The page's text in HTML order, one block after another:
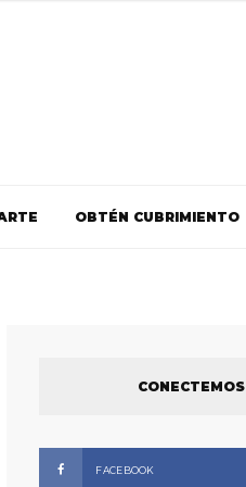
OBTÉN CUBRIMIENTO
CONECTEMOS
FACEBOOK